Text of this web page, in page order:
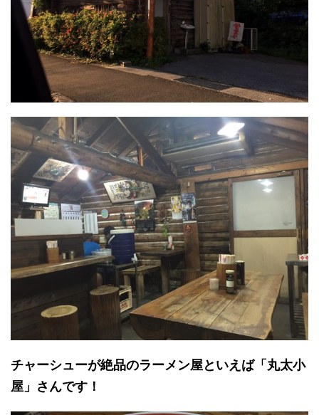
チャーシューが絶品のラーメン屋といえば「丸太小
屋」さんです！